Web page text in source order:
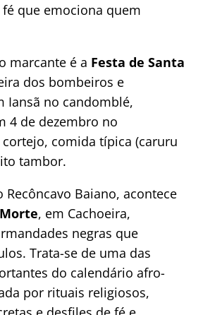
que emociona quem
marcante é a Festa de Santa
dos bombeiros e
Iansã no candomblé,
4 de dezembro no
comida típica (caruru
tambor.
Recôncavo Baiano, acontece
, em Cachoeira,
negras que
Trata-se de uma das
do calendário afro-
por rituais religiosos,